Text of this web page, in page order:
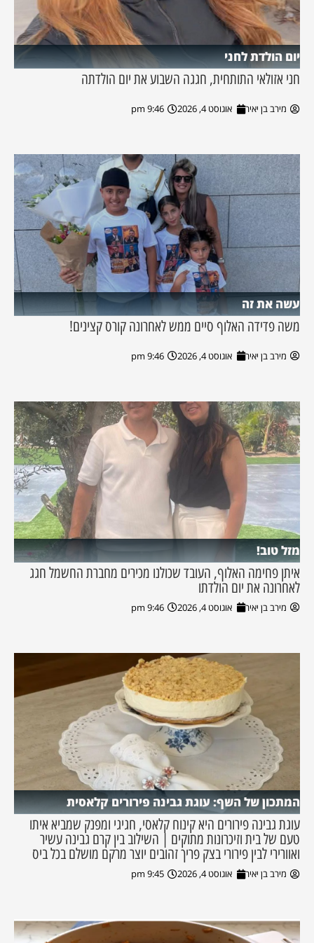
יום הולדת לחני
חני אזולאי התותחית, חגגה השבוע את יום הולדתה
מירב בן יאיר אוגוסט 4, 2026 9:46 pm
עשה את זה
משה פדידה האלוף סיים ממש לאחרונה קורס קצינים!
מירב בן יאיר אוגוסט 4, 2026 9:46 pm
מזל טוב!
איתן פחימה האלוף, העובד שכולנו מכירים מחברת החשמל חגג
לאחרונה את יום הולדתו
מירב בן יאיר אוגוסט 4, 2026 9:46 pm
המתכון של השף: עוגת גבינה פירורים קלאסית
עוגת גבינה פירורים היא קינוח קלאסי, חגיגי ומפנק שמביא איתו
טעם של בית וזיכרונות מתוקים | השילוב בין קרם גבינה עשיר
ואוורירי לבין פירורי בצק פריך זהובים יוצר מרקם מושלם בכל ביס
מירב בן יאיר אוגוסט 4, 2026 9:45 pm